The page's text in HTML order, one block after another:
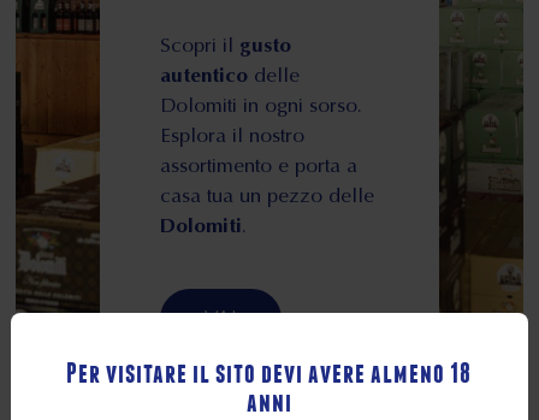
Scopri il gusto
autentico delle
Dolomiti in ogni sorso.
Esplora il nostro
assortimento e porta a
casa tua un pezzo delle
Dolomiti.
VAI
Per visitare il sito devi avere almeno 18
anni